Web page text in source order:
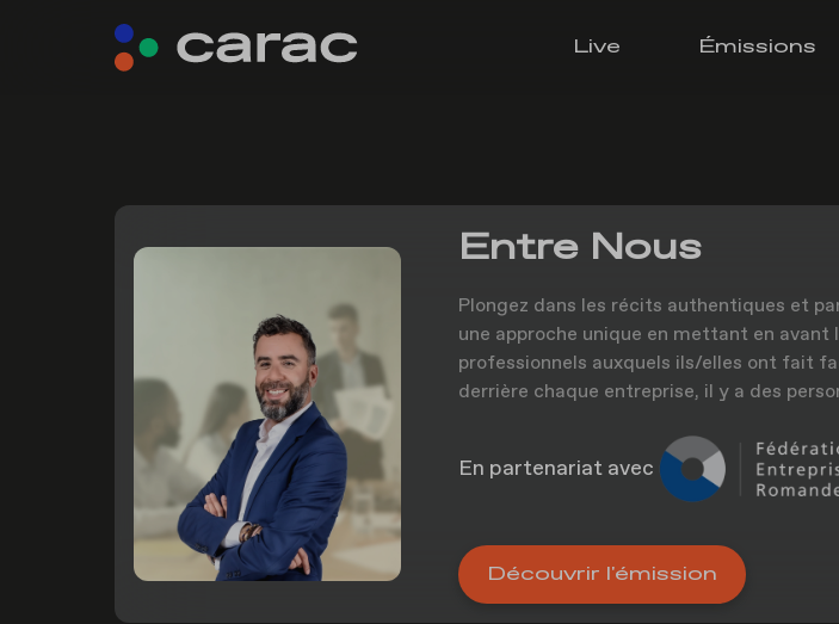
Live Émissions
Entre Nous
Plongez dans les récits authentiques et
une approche unique en mettant en
professionnels auxquels ils/elles ont fait
derrière chaque entreprise, il y a des
En partenariat avec
Découvrir l'émission